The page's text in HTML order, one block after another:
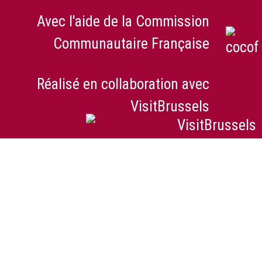
Avec l'aide de la Commission
Communautaire Française
Réalisé en collaboration avec
VisitBrussels